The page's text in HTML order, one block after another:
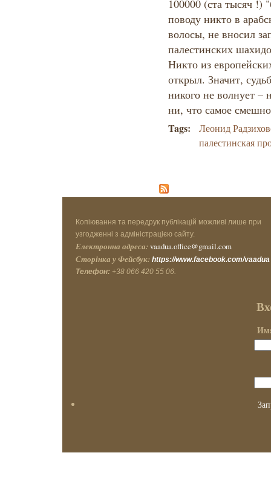
100000 (ста тысяч !)
поводу никто в
волосы, не вносил
палестинских
Никто из
открыл. Значит,
никого не волнует –
ни, что самое
Tags:
Леонид
палестинская
Копіювання та передрук публікацій можливі лише при
узгодженні з адміністрацією сайту.
Електронна адреса: vaadua.office@gmail.com
Сторінка у Фейсбук: https://www.facebook.com/vaadua
Телефон: +38 066 420 55 06.